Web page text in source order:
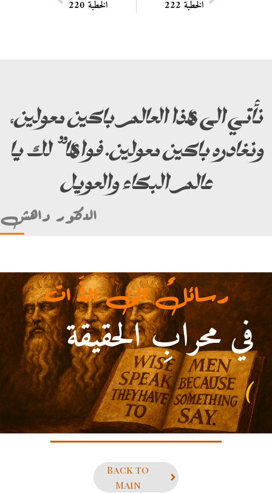
الخطبة 220 الخطبة 222
نأتي الى هذا العالم باكين معولين،
ونغادره باكين معولين. فواها” لك يا
عالم البكاء والعويل
الدكتور داهش
في محرابِ الحقيقة
بصاحبه . (ألأمام علي بن أبي طالب)
رسائلٌ الى الذَّ ات
Back to
Main